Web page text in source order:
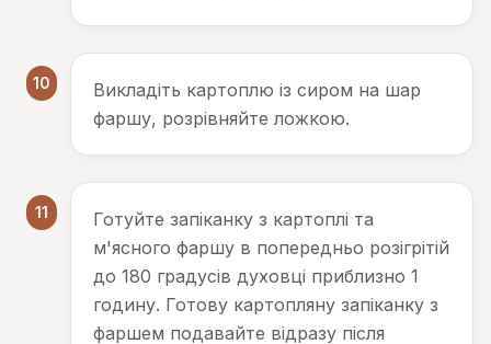
10
Викладіть картоплю із сиром на шар
фаршу, розрівняйте ложкою.
11
Готуйте запіканку з картоплі та
м'ясного фаршу в попередньо розігрітій
до 180 градусів духовці приблизно 1
годину. Готову картопляну запіканку з
фаршем подавайте відразу після